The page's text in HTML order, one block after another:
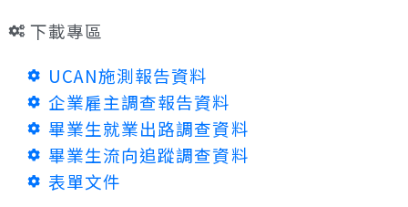
下載專區
UCAN施測報告資料
企業雇主調查報告資料
畢業生就業出路調查資料
畢業生流向追蹤調查資料
表單文件